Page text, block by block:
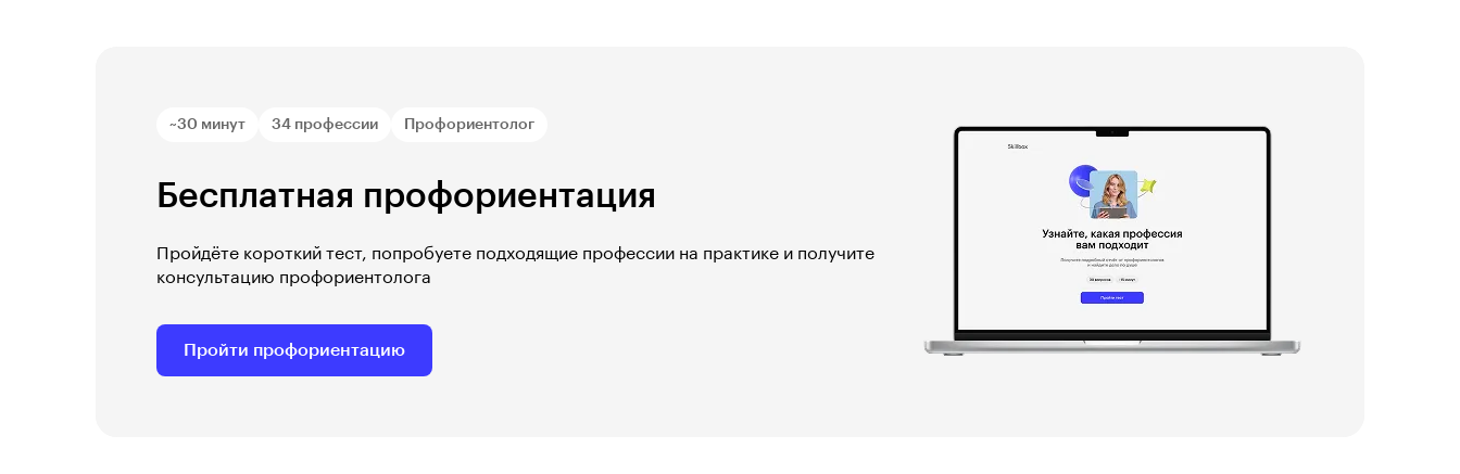
~30 минут 34 профессии Профориентолог
Бесплатная профориентация
Пройдёте короткий тест, попробуете подходящие профессии на практике и получите
консультацию профориентолога
Пройти профориентацию